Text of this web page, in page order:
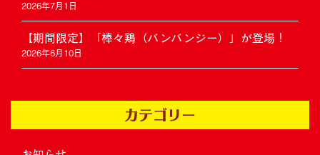
2026年7月1日
【期間限定】「棒々鶏（バンバンジー）」が登場！
2026年6月10日
カテゴリー